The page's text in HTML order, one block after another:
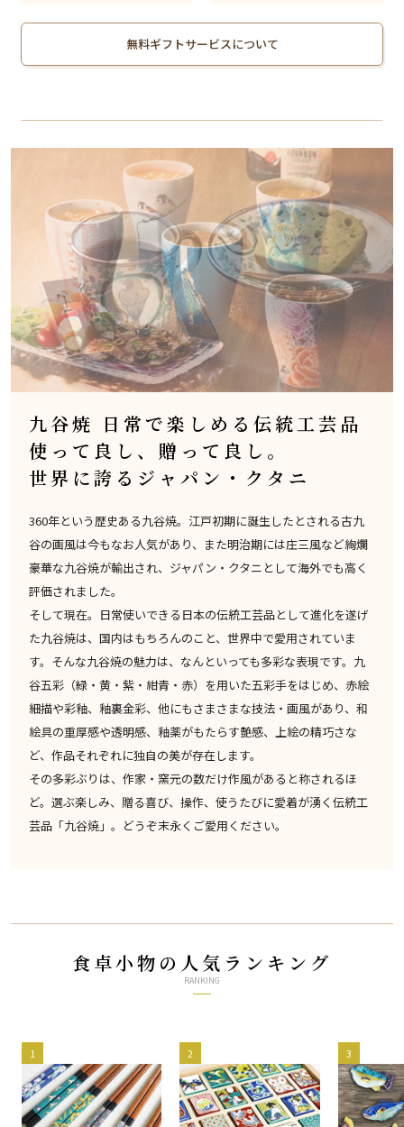
無料ギフトサービスについて
九谷焼 日常で楽しめる伝統工芸品
使って良し、贈って良し。
世界に誇るジャパン・クタニ
360年という歴史ある九谷焼。江戸初期に誕生したとされる古九
谷の画風は今もなお人気があり、また明治期には庄三風など絢爛
豪華な九谷焼が輸出され、ジャパン・クタニとして海外でも高く
評価されました。
そして現在。日常使いできる日本の伝統工芸品として進化を遂げ
た九谷焼は、国内はもちろんのこと、世界中で愛用されていま
す。そんな九谷焼の魅力は、なんといっても多彩な表現です。九
谷五彩（緑・黄・紫・紺青・赤）を用いた五彩手をはじめ、赤絵
細描や彩釉、釉裏金彩、他にもさまさまな技法・画風があり、和
絵具の重厚感や透明感、釉薬がもたらす艶感、上絵の精巧さな
ど、作品それぞれに独自の美が存在します。
その多彩ぶりは、作家・窯元の数だけ作風があると称されるほ
ど。選ぶ楽しみ、贈る喜び、操作、使うたびに愛着が湧く伝統工
芸品「九谷焼」。どうぞ末永くご愛用ください。
食卓小物の人気ランキング
RANKING
1 2 3